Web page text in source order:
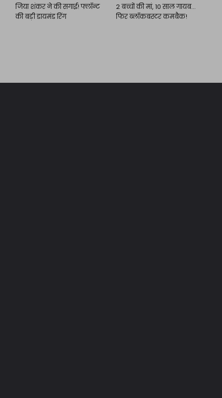
जिया शंकर ने की सगाई! फ्लॉन्ट
की बड़ी डायमंड रिंग
2 बच्चों की मां, 10 साल गायब…
फिर ब्लॉकबस्टर कमबैक!